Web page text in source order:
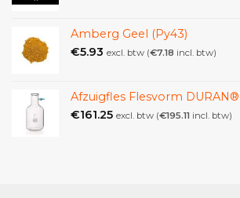
Amberg Geel (Py43)
€5.93 excl. btw (€7.18 incl. btw)
Afzuigfles Flesvorm DURAN®
€161.25 excl. btw (€195.11 incl. btw)